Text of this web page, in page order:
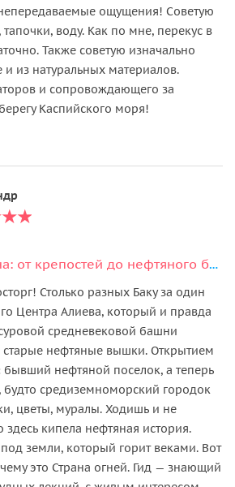
ощущения! Советую
тапочки, воду. Как по мне, перекус в
Также советую изначально
и из натуральных материалов.
и сопровождающего за
Каспийского моря!
Балаханы и Рамана: от крепостей до нефтяного бума
Столько разных Баку за один
Центра Алиева, который и правда
средневековой башни
нефтяные вышки. Открытием
бывший нефтяной поселок, а теперь
будто средиземноморский городок
цветы, муралы. Ходишь и не
здесь кипела нефтяная история.
земли, который горит веками. Вот
это Страна огней. Гид — знающий